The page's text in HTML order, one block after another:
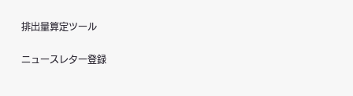
排出量算定ツール
ニュースレター登録